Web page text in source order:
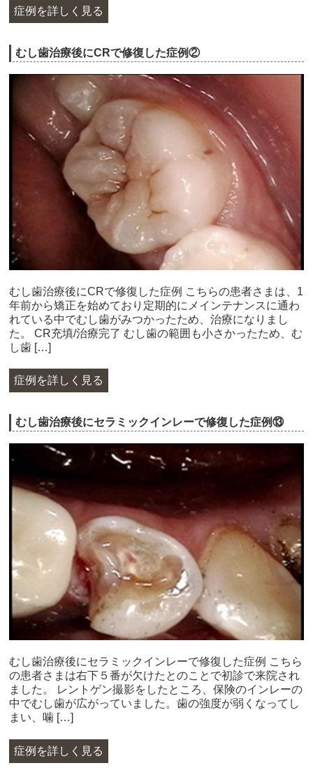
症例を詳しく見る
むし歯治療後にCRで修復した症例②
むし歯治療後にCRで修復した症例 こちらの患者さまは、1
年前から矯正を始めており定期的にメインテナンスに通わ
れている中でむし歯がみつかったため、治療になりまし
た。 CR充填/治療完了 むし歯の範囲も小さかったため、む
し歯 […]
症例を詳しく見る
むし歯治療後にセラミックインレーで修復した症例⑬
むし歯治療後にセラミックインレーで修復した症例 こちら
の患者さまは右下５番が欠けたとのことで初診で来院され
ました。 レントゲン撮影をしたところ、保険のインレーの
中でむし歯が広がっていました。歯の強度が弱くなってし
まい、噛 […]
症例を詳しく見る